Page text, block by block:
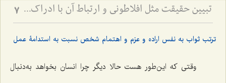
تبیین حقیقت مثل افلاطونی و ارتباط آن با ادراک - نقش تصرفات مثال در تحقق حقایق و افعال انسانی 7
ترتب ثواب به نفس اراده و عزم و اهتمام شخص نسبت به استدامۀ عمل
وقتى که این‌طور هست حالا دیگر چرا انسان بخواهد به‌دنبال